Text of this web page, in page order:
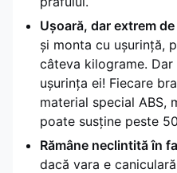
Ușoară, dar extrem
și monta cu ușurință,
câteva kilograme.
ușurința ei! Fiecare
material special ABS,
poate susține peste
Rămâne neclintită în
dacă vara e